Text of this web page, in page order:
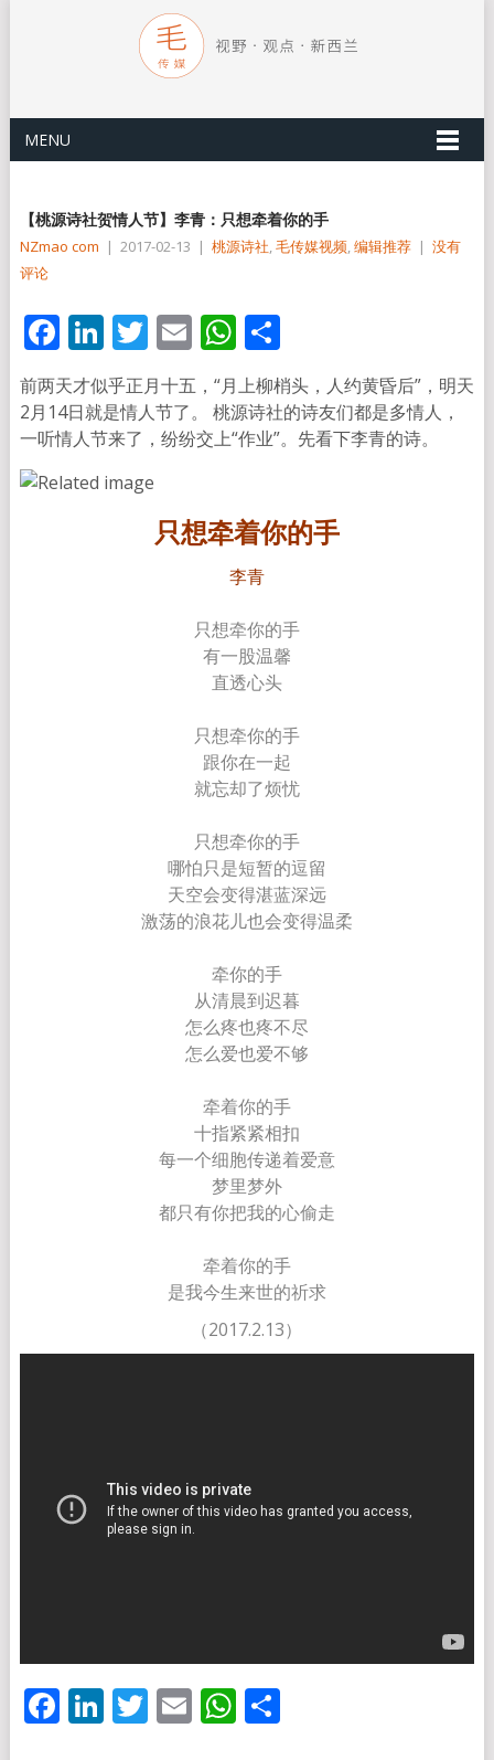
MENU
【桃源诗社贺情人节】李青：只想牵着你的手
NZmao com | 2017-02-13 | 桃源诗社,毛传媒视频,编辑推荐 | 没有
评论
Facebook
LinkedIn
Twitter
EmailWhatsApp
分
享
前两天才似乎正月十五，“月上柳梢头，人约黄昏后”，明天
2月14日就是情人节了。 桃源诗社的诗友们都是多情人，
一听情人节来了，纷纷交上“作业”。先看下李青的诗。
只想牵着你的手
李青
只想牵你的手
有一股温馨
直透心头
只想牵你的手
跟你在一起
就忘却了烦忧
只想牵你的手
哪怕只是短暂的逗留
天空会变得湛蓝深远
激荡的浪花儿也会变得温柔
牵你的手
从清晨到迟暮
怎么疼也疼不尽
怎么爱也爱不够
牵着你的手
十指紧紧相扣
每一个细胞传递着爱意
梦里梦外
都只有你把我的心偷走
牵着你的手
是我今生来世的祈求
（2017.2.13）
Facebook
LinkedIn
Twitter
EmailWhatsApp
分